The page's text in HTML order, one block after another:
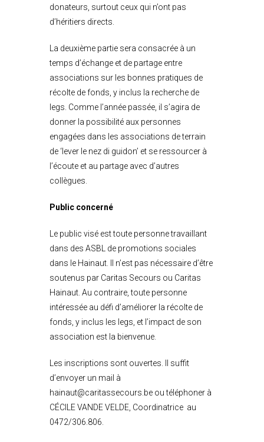
donateurs, surtout ceux qui n’ont pas
d’héritiers directs.
La deuxième partie sera consacrée à un
temps d’échange et de partage entre
associations sur les bonnes pratiques de
récolte de fonds, y inclus la recherche de
legs. Comme l’année passée, il s’agira de
donner la possibilité aux personnes
engagées dans les associations de terrain
de ‘lever le nez di guidon’ et se ressourcer à
l’écoute et au partage avec d’autres
collègues.
Public concerné
Le public visé est toute personne travaillant
dans des ASBL de promotions sociales
dans le Hainaut. Il n’est pas nécessaire d’être
soutenus par Caritas Secours ou Caritas
Hainaut. Au contraire, toute personne
intéressée au défi d’améliorer la récolte de
fonds, y inclus les legs, et l’impact de son
association est la bienvenue.
Les inscriptions sont ouvertes. Il suffit
d’envoyer un mail à
hainaut@caritassecours.be ou téléphoner à
CÉCILE VANDE VELDE, Coordinatrice au
0472/306.806.